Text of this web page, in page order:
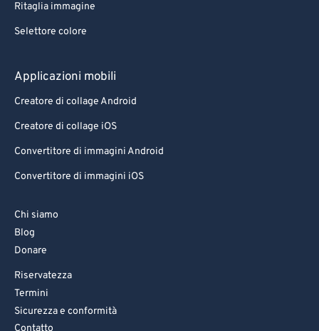
Ritaglia immagine
Selettore colore
Applicazioni mobili
Creatore di collage Android
Creatore di collage iOS
Convertitore di immagini Android
Convertitore di immagini iOS
Chi siamo
Blog
Donare
Riservatezza
Termini
Sicurezza e conformità
Contatto